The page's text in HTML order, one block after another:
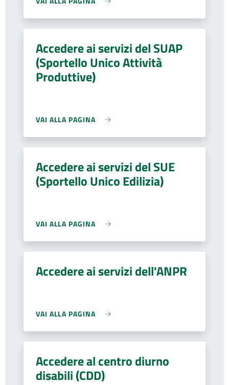
Accedere ai servizi del SUAP
(Sportello Unico Attività
Produttive)
VAI ALLA PAGINA
Accedere ai servizi del SUE
(Sportello Unico Edilizia)
VAI ALLA PAGINA
Accedere ai servizi dell'ANPR
VAI ALLA PAGINA
Accedere al centro diurno
disabili (CDD)